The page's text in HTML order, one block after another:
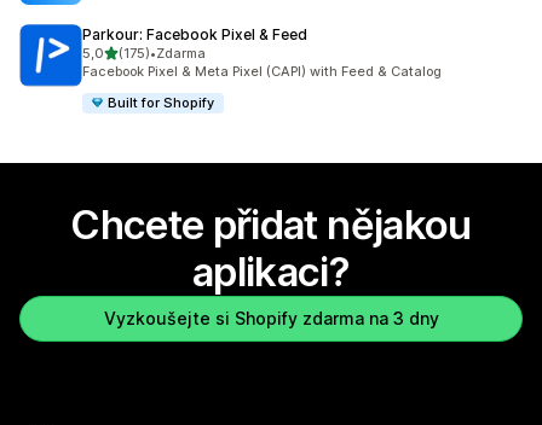
Parkour: Facebook Pixel & Feed
5,0z 5 hvězd
(175)
Celkový počet recenzí: 175
•Zdarma
Facebook Pixel & Meta Pixel (CAPI) with Feed & Catalog
Built for Shopify
Chcete přidat nějakou
aplikaci?
Vyzkoušejte si Shopify zdarma na 3 dny